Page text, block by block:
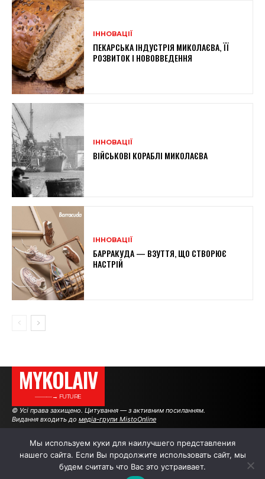
ІННОВАЦІЇ
ПЕКАРСЬКА ІНДУСТРІЯ МИКОЛАЄВА, ЇЇ
РОЗВИТОК І НОВОВВЕДЕННЯ
ІННОВАЦІЇ
ВІЙСЬКОВІ КОРАБЛІ МИКОЛАЄВА
ІННОВАЦІЇ
БАРРАКУДА — ВЗУТТЯ, ЩО СТВОРЮЄ
НАСТРІЙ
MYKOLAIV
———→ FUTURE
© Усі права захищено. Цитування — з активним посиланням.
Видання входить до медіа-групи MistoOnline
АВТОРИ | РЕКЛАМА НА САЙТІ
Мы используем куки для наилучшего представления
нашего сайта. Если Вы продолжите использовать сайт, мы
будем считать что Вас это устраивает.